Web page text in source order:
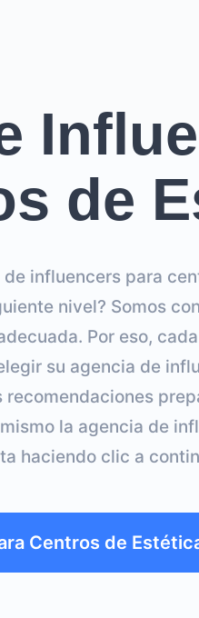
de
influencers para
nivel? Somos
Por eso,
su agencia de
la agencia de
haciendo clic a
Centros de